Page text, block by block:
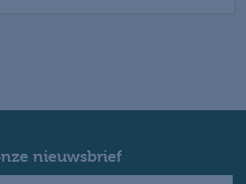
nieuwsbrief